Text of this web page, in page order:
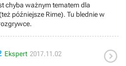
chyba ważnym tematem dla
późniejsze Rime). Tu blednie w
Ekspert 2017.11.02 